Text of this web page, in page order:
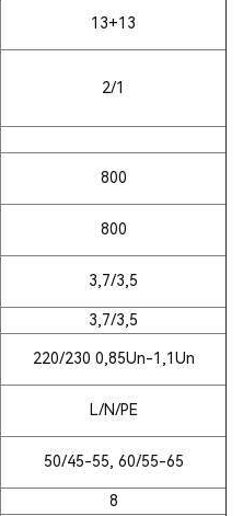
13+13
2/1
800
800
3,7/3,5
3,7/3,5
220/230 0,85Un-1,1Un
L/N/PE
50/45-55, 60/55-65
8